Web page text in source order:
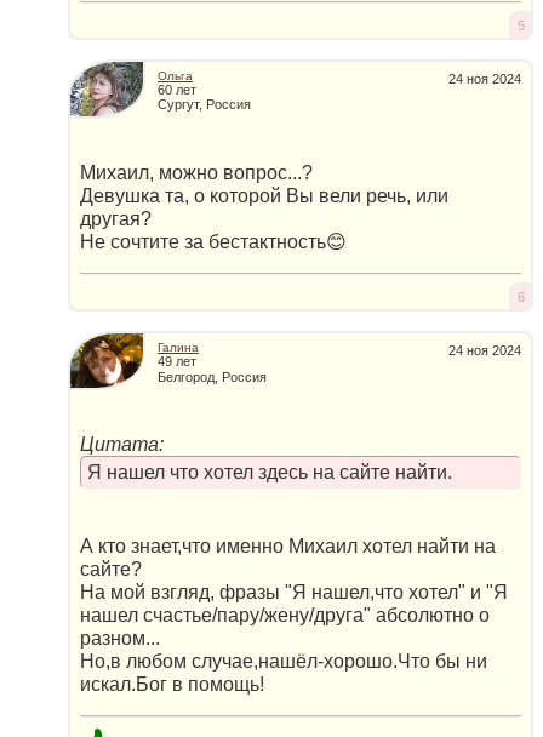
5
24 ноя 2024
Ольга
60 лет
Сургут, Россия
Михаил, можно вопрос...?
Девушка та, о которой Вы вели речь, или
другая?
Не сочтите за бестактность😊
6
24 ноя 2024
Галина
49 лет
Белгород, Россия
Цитата:
Я нашел что хотел здесь на сайте найти.
А кто знает,что именно Михаил хотел найти на
сайте?
На мой взгляд, фразы "Я нашел,что хотел" и "Я
нашел счастье/пару/жену/друга" абсолютно о
разном...
Но,в любом случае,нашёл-хорошо.Что бы ни
искал.Бог в помощь!